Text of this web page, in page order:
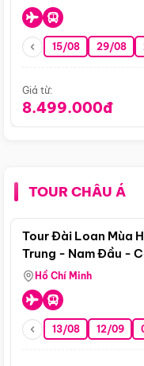
15/08 29/08
Giá từ:
8.499.000đ
TOUR CHÂU Á
Tour Đài Loan Mùa
Trung - Nam Đầu -
Hồ Chí Minh
13/08 12/09